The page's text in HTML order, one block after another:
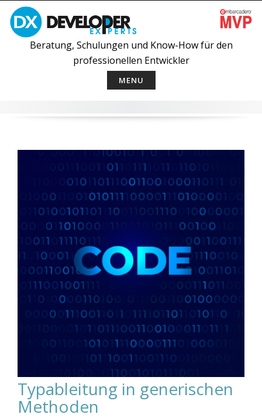
content
Beratung, Schulungen und Know-How für den
professionellen Entwickler
MENU
Typableitung in generischen
Methoden